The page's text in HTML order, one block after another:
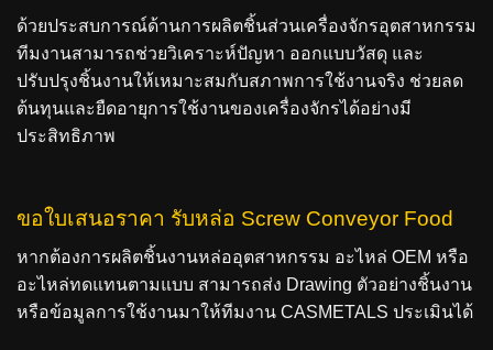
ด้วยประสบการณ์ด้านการผลิตชิ้นส่วนเครื่องจักรอุตสาหกรรม
ทีมงานสามารถช่วยวิเคราะห์ปัญหา ออกแบบวัสดุ และ
ปรับปรุงชิ้นงานให้เหมาะสมกับสภาพการใช้งานจริง ช่วยลด
ต้นทุนและยืดอายุการใช้งานของเครื่องจักรได้อย่างมี
ประสิทธิภาพ
ขอใบเสนอราคา รับหล่อ Screw Conveyor Food
หากต้องการผลิตชิ้นงานหล่ออุตสาหกรรม อะไหล่ OEM หรือ
อะไหล่ทดแทนตามแบบ สามารถส่ง Drawing ตัวอย่างชิ้นงาน
หรือข้อมูลการใช้งานมาให้ทีมงาน CASMETALS ประเมินได้